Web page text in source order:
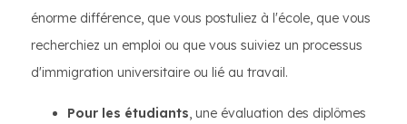
énorme différence, que vous postuliez à l'école, que vous
recherchiez un emploi ou que vous suiviez un processus
d'immigration universitaire ou lié au travail.
Pour les étudiants, une évaluation des diplômes